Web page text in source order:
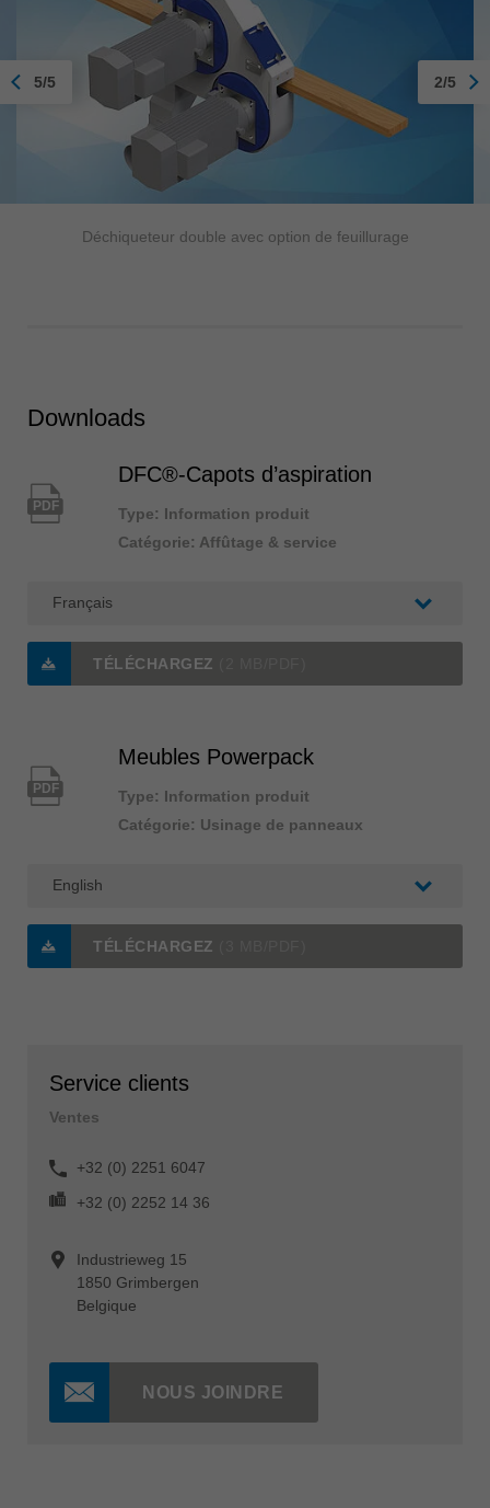
Déchiqueteur double avec option de feuillurage
5/5 2/5
Downloads
PDF
DFC®-Capots d’aspiration
Type: Information produit
Catégorie: Affûtage & service
TÉLÉCHARGEZ
PDF
Meubles Powerpack
Type: Information produit
Catégorie: Usinage de panneaux
TÉLÉCHARGEZ
Service clients
Ventes
+32 (0) 2251 6047
+32 (0) 2252 14 36
Industrieweg 15
1850 Grimbergen
Belgique
NOUS JOINDRE